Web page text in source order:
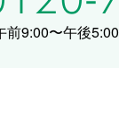
前9:00〜午後5:00